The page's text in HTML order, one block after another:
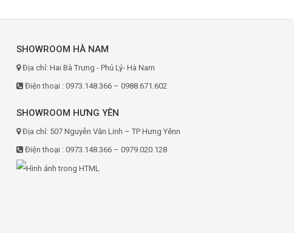
SHOWROOM HÀ NAM
Địa chỉ: Hai Bà Trưng - Phủ Lý- Hà Nam
Điện thoại : 0973.148.366 – 0988.671.602
SHOWROOM HƯNG YÊN
Địa chỉ: 507 Nguyễn Văn Linh – TP Hưng Yênn
Điện thoại : 0973.148.366 – 0979.020.128